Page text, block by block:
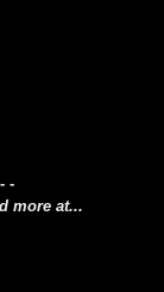
-
more at...